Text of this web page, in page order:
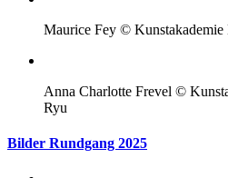
Maurice Fey © Kunstakademie
Anna Charlotte Frevel ©
Ryu
Bilder Rundgang 2025